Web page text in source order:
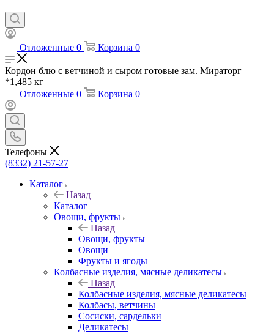
Отложенные 0 Корзина 0
Кордон блю с ветчиной и сыром готовые зам. Мираторг
*1,485 кг
Отложенные 0 Корзина 0
Телефоны
(8332) 21-57-27
Каталог
Назад
Каталог
Овощи, фрукты
Назад
Овощи, фрукты
Овощи
Фрукты и ягоды
Колбасные изделия, мясные деликатесы
Назад
Колбасные изделия, мясные деликатесы
Колбасы, ветчины
Сосиски, сардельки
Деликатесы